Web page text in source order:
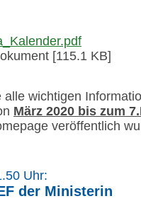
[115.1 KB]
alle wichtigen
März 2020 bis zum
veröffentlich
Uhr:
der Ministerin